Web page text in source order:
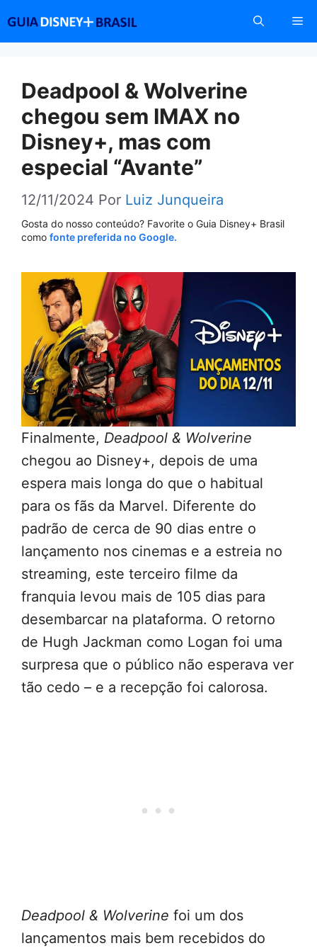
conteúdo
Deadpool & Wolverine
chegou sem IMAX no
Disney+, mas com
especial “Avante”
12/11/2024 Por Luiz Junqueira
Gosta do nosso conteúdo? Favorite o Guia Disney+ Brasil
como fonte preferida no Google.
Finalmente, Deadpool & Wolverine
chegou ao Disney+, depois de uma
espera mais longa do que o habitual
para os fãs da Marvel. Diferente do
padrão de cerca de 90 dias entre o
lançamento nos cinemas e a estreia no
streaming, este terceiro filme da
franquia levou mais de 105 dias para
desembarcar na plataforma. O retorno
de Hugh Jackman como Logan foi uma
surpresa que o público não esperava ver
tão cedo – e a recepção foi calorosa.
Deadpool & Wolverine foi um dos
lançamentos mais bem recebidos do